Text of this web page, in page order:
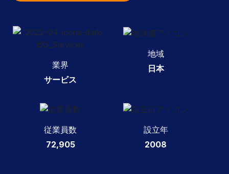
業界
サービス
地域
日本
従業員数
72,905
設立年
2008